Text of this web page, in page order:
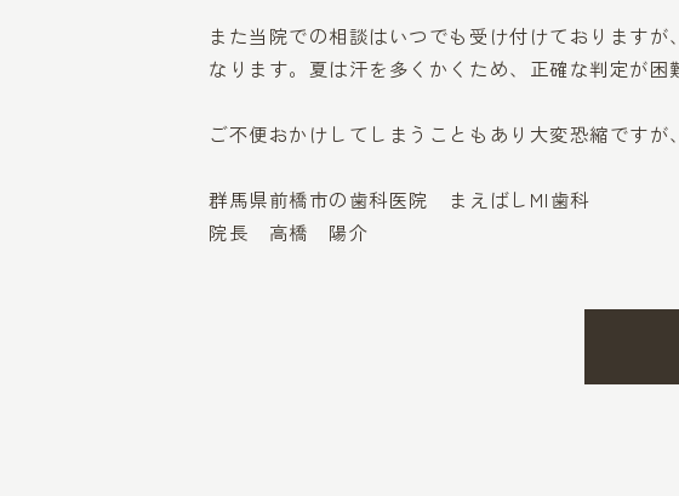
また当院での相談はいつでも受け付けております
なります。夏は汗を多くかくため、正確な判定が
ご不便おかけしてしまうこともあり大変恐縮ですが
群馬県前橋市の歯科医院 まえばしMI歯科
院長 高橋 陽介